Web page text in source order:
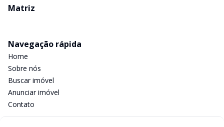
Matriz
Navegação rápida
Home
Sobre nós
Buscar imóvel
Anunciar imóvel
Contato